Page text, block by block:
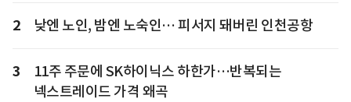
2 낮엔 노인, 밤엔 노숙인… 피서지 돼버린 인천공항
3
11주 주문에 SK하이닉스 하한가…반복되는
넥스트레이드 가격 왜곡